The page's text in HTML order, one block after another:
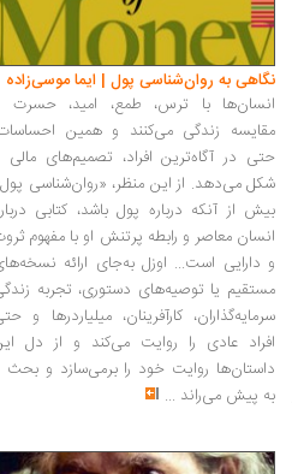
نگاهی به روان‌شناسی پول | ایما موسی‌زاده
انسان‌ها با ترس، طمع، امید، حسرت
مقایسه زندگی می‌کنند و همین
حتی در آگاه‌ترین افراد، تصمیم‌های مالی
شکل می‌دهد. از این منظر، «روان‌شناسی
بیش از آنکه درباره پول باشد، کتابی
انسان معاصر و رابطه پرتنش او با مفهوم
و دارایی است... اوزل به‌جای ارائه
مستقیم یا توصیه‌های دستوری، تجربه
سرمایه‌گذاران، کارآفرینان، میلیاردرها و
افراد عادی را روایت می‌کند و از دل
داستان‌ها روایت خود را برمی‌سازد و بحث
به پیش می‌راند ...